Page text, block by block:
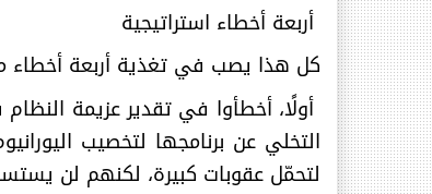
أربعة أخطاء استراتيجية
كل هذا يصب في تغذية أربعة أخطاء
أولًا، أخطأوا في تقدير عزيمة
التخلي عن برنامجها لتخصيب
لتحمّل عقوبات كبيرة، لكنهم لن